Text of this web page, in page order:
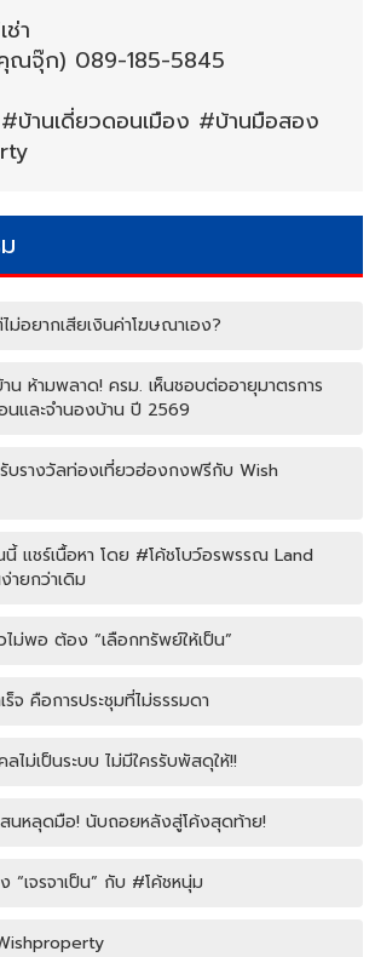
า
ณจุ๊ก) 089-185-5845
บ้านเดี่ยวดอนเมือง #บ้านมือสอง
ม่อยากเสียเงินค่าโฆษณาเอง?
น ห้ามพลาด! ครม. เห็นชอบต่ออายุมาตรการ
นและจำนองบ้าน ปี 2569
บรางวัลท่องเที่ยวฮ่องกงฟรีกับ Wish
แชร์เนื้อหา โดย #โค้ชโบว์อรพรรณ Land
ายกว่าเดิม
ไม่พอ ต้อง “เลือกทรัพย์ให้เป็น”
จ คือการประชุมที่ไม่ธรรมดา
ไม่เป็นระบบ ไม่มีใครรับพัสดุให้!!
สนหลุดมือ! นับถอยหลังสู่โค้งสุดท้าย!
“เจรจาเป็น” กับ #โค้ชหนุ่ม